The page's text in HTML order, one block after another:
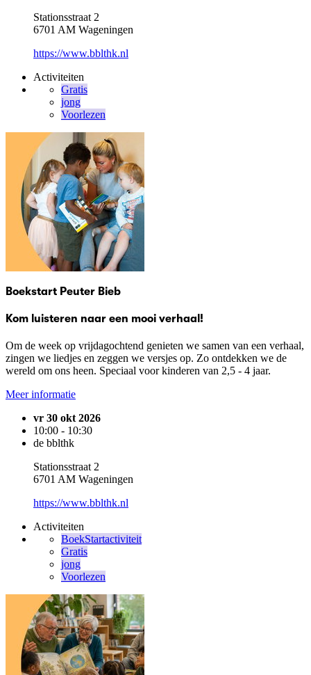
Stationsstraat 2
6701 AM Wageningen
https://www.bblthk.nl
Activiteiten
Gratis
jong
Voorlezen
Boekstart Peuter Bieb
Kom luisteren naar een mooi verhaal!
Om de week op vrijdagochtend genieten we samen van een verhaal,
zingen we liedjes en zeggen we versjes op. Zo ontdekken we de
wereld om ons heen. Speciaal voor kinderen van 2,5 - 4 jaar.
Meer informatie
vr 30 okt 2026
10:00 - 10:30
de bblthk
Stationsstraat 2
6701 AM Wageningen
https://www.bblthk.nl
Activiteiten
BoekStartactiviteit
Gratis
jong
Voorlezen